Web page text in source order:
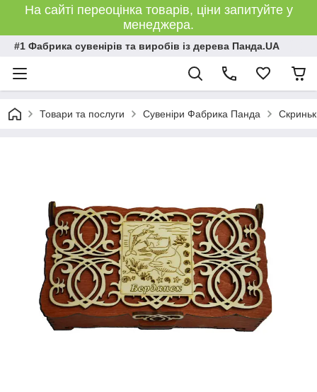
На сайті переоцінка товарів, ціни запитуйте у
менеджера.
#1 Фабрика сувенірів та виробів із дерева Панда.UA
Товари та послуги Сувеніри Фабрика Панда